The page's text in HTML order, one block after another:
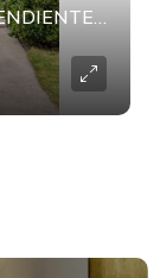
BARRIO SAN NICOLAS. PH INDEPENDIENTE. FONDO. PISCINA.